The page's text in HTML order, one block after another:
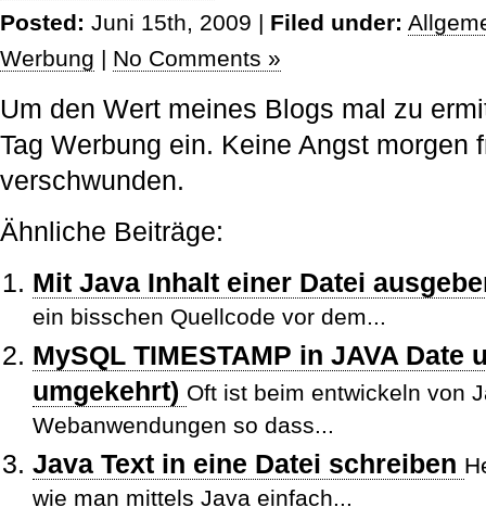
Posted: Juni 15th, 2009 | Filed under:
Werbung | No Comments »
Um den Wert meines Blogs mal zu
Tag Werbung ein. Keine Angst morgen
verschwunden.
Ähnliche Beiträge:
Mit Java Inhalt einer Datei
ein bisschen Quellcode vor dem...
MySQL TIMESTAMP in JAVA Date
umgekehrt) Oft ist beim entwickeln von
Webanwendungen so dass...
Java Text in eine Datei schreiben
wie man mittels Java einfach...